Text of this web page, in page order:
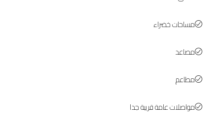
مساحات خضراء
مصاعد
مطاعم
مواصلات عامة قريبة جدا